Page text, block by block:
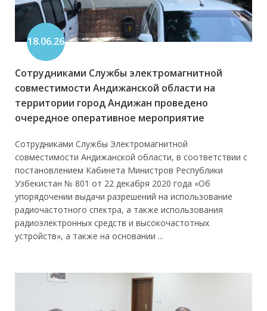
18.06.26
Сотрудниками Службы электромагнитной
совместимости Андижанской области на
территории город Андижан проведено
очередное оперативное мероприятие
Сотрудниками Службы Электромагнитной
совместимости Андижанской области, в соответствии с
постановлением Кабинета Министров Республики
Узбекистан № 801 от 22 декабря 2020 года «Об
упорядочении выдачи разрешений на использование
радиочастотного спектра, а также использования
радиоэлектронных средств и высокочастотных
устройств», а также на основании ...